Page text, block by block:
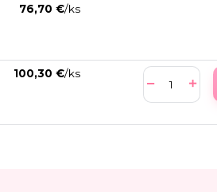
76,70 €/ks
100,30 €/ks